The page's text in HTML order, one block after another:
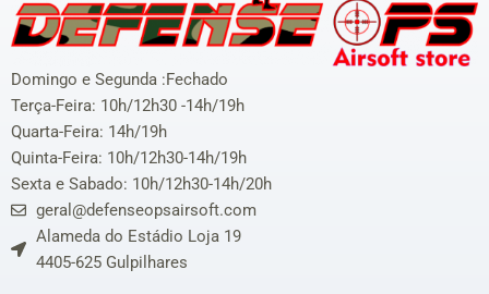
Domingo e Segunda :Fechado
Terça-Feira: 10h/12h30 -14h/19h
Quarta-Feira: 14h/19h
Quinta-Feira: 10h/12h30-14h/19h
Sexta e Sabado: 10h/12h30-14h/20h
geral@defenseopsairsoft.com
Alameda do Estádio Loja 19
4405-625 Gulpilhares